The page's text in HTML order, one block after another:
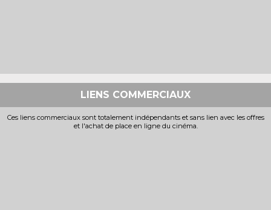
LIENS COMMERCIAUX
Ces liens commerciaux sont totalement indépendants et sans lien avec les offres
et l'achat de place en ligne du cinéma.